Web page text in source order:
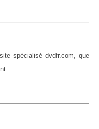
spécialisé dvdfr.com, que